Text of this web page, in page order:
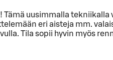
Tämä uusimmalla tekniikalla
eri aisteja mm.
Tila sopii hyvin myös